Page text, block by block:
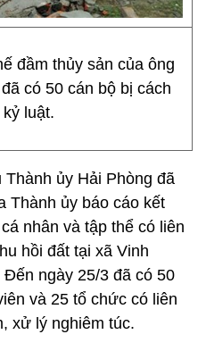
đầm thủy sản của ông
có 50 cán bộ bị cách
luật.
ủy Hải Phòng đã
Thành ủy báo cáo kết
nhân và tập thể có liên
hồi đất tại xã Vinh
ngày 25/3 đã có 50
và 25 tổ chức có liên
xử lý nghiêm túc.